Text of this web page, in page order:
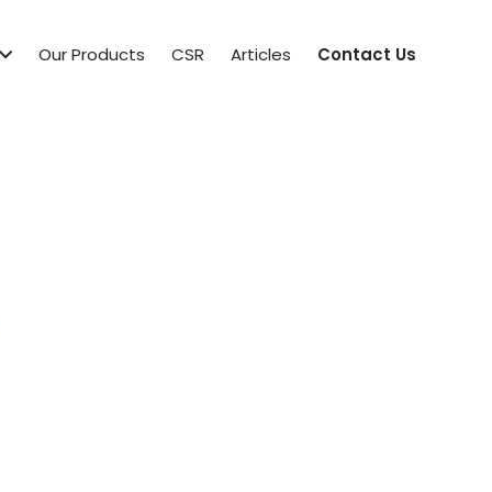
Our Products CSR Articles Contact Us